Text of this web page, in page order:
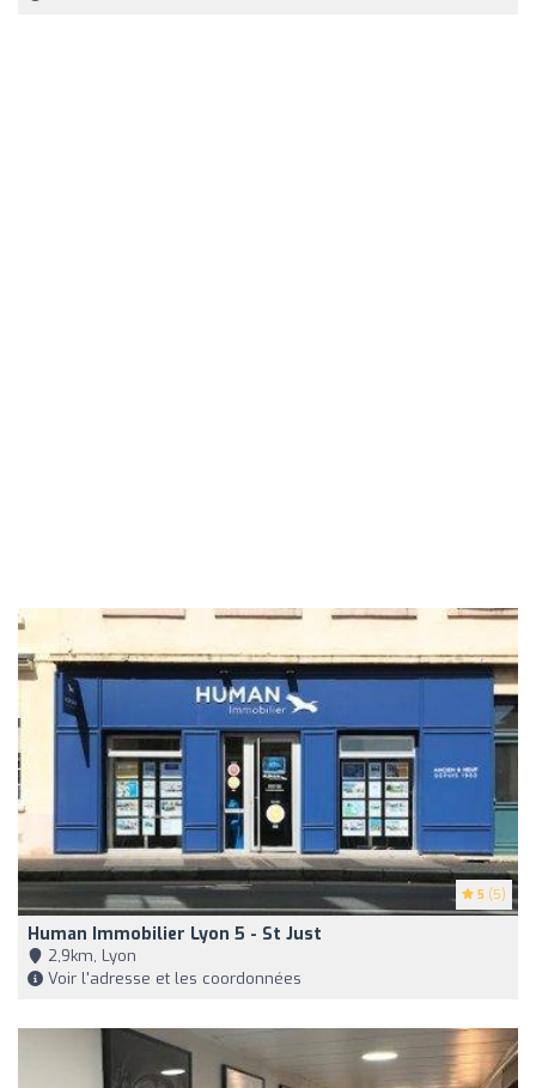
5 (5)
Human Immobilier Lyon 5 - St Just
2,9km, Lyon
Voir l'adresse et les coordonnées